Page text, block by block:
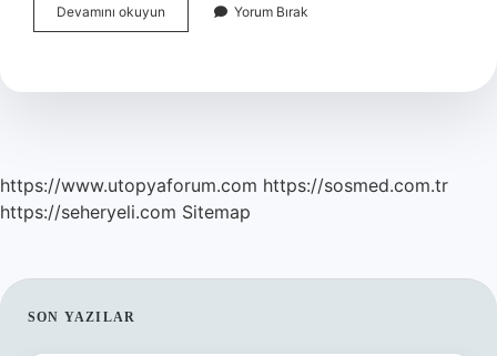
Devamını okuyun
Nasıl
Yorum Bırak
https://www.utopyaforum.com https://sosmed.com.tr
https://seheryeli.com Sitemap
SIDEBAR
SON YAZILAR